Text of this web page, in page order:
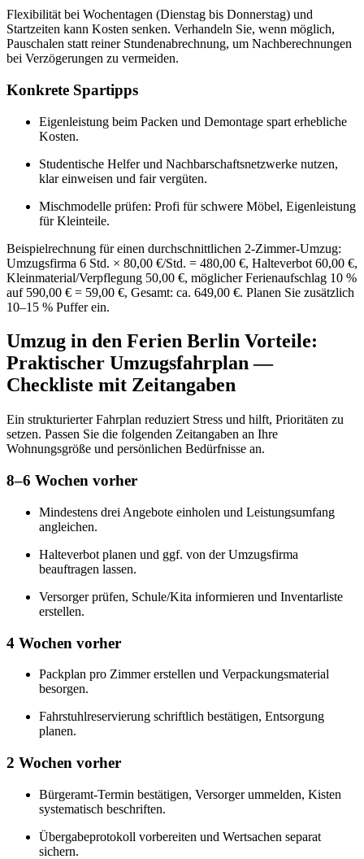
Flexibilität bei Wochentagen (Dienstag bis Donnerstag) und
Startzeiten kann Kosten senken. Verhandeln Sie, wenn möglich,
Pauschalen statt reiner Stundenabrechnung, um Nachberechnungen
bei Verzögerungen zu vermeiden.
Konkrete Spartipps
Eigenleistung beim Packen und Demontage spart erhebliche
Kosten.
Studentische Helfer und Nachbarschaftsnetzwerke nutzen,
klar einweisen und fair vergüten.
Mischmodelle prüfen: Profi für schwere Möbel, Eigenleistung
für Kleinteile.
Beispielrechnung für einen durchschnittlichen 2-Zimmer-Umzug:
Umzugsfirma 6 Std. × 80,00 €/Std. = 480,00 €, Halteverbot 60,00 €,
Kleinmaterial/Verpflegung 50,00 €, möglicher Ferienaufschlag 10 %
auf 590,00 € = 59,00 €, Gesamt: ca. 649,00 €. Planen Sie zusätzlich
10–15 % Puffer ein.
Umzug in den Ferien Berlin Vorteile:
Praktischer Umzugsfahrplan —
Checkliste mit Zeitangaben
Ein strukturierter Fahrplan reduziert Stress und hilft, Prioritäten zu
setzen. Passen Sie die folgenden Zeitangaben an Ihre
Wohnungsgröße und persönlichen Bedürfnisse an.
8–6 Wochen vorher
Mindestens drei Angebote einholen und Leistungsumfang
angleichen.
Halteverbot planen und ggf. von der Umzugsfirma
beauftragen lassen.
Versorger prüfen, Schule/Kita informieren und Inventarliste
erstellen.
4 Wochen vorher
Packplan pro Zimmer erstellen und Verpackungsmaterial
besorgen.
Fahrstuhlreservierung schriftlich bestätigen, Entsorgung
planen.
2 Wochen vorher
Bürgeramt-Termin bestätigen, Versorger ummelden, Kisten
systematisch beschriften.
Übergabeprotokoll vorbereiten und Wertsachen separat
sichern.